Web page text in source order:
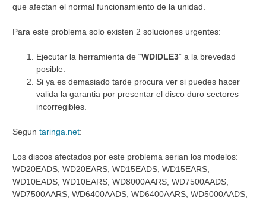
que afectan el normal funcionamiento de la unidad.
Para este problema solo existen 2 soluciones urgentes:
Ejecutar la herramienta de “WDIDLE3” a la brevedad
posible.
Si ya es demasiado tarde procura ver si puedes hacer
valida la garantia por presentar el disco duro sectores
incorregibles.
Segun taringa.net:
Los discos afectados por este problema serian los modelos:
WD20EADS, WD20EARS, WD15EADS, WD15EARS,
WD10EADS, WD10EARS, WD8000AARS, WD7500AADS,
WD7500AARS, WD6400AADS, WD6400AARS, WD5000AADS,